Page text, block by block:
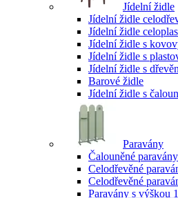
Jídelní židle
Jídelní židle
Jídelní židle
Jídelní židle s
Jídelní židle s
Jídelní židle s
Barové židle
Jídelní židle s
Paravány
Čalouněné paravány
Celodřevěné
Celodřevěné
Paravány s výškou